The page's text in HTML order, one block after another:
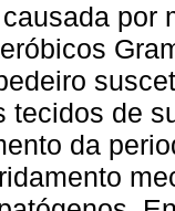
por
tecidos de
da